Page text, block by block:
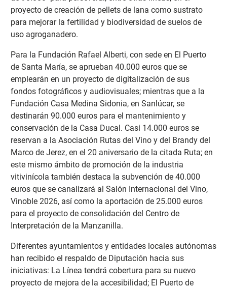
proyecto de creación de pellets de lana como sustrato
para mejorar la fertilidad y biodiversidad de suelos de
uso agroganadero.
Para la Fundación Rafael Alberti, con sede en El Puerto
de Santa María, se aprueban 40.000 euros que se
emplearán en un proyecto de digitalización de sus
fondos fotográficos y audiovisuales; mientras que a la
Fundación Casa Medina Sidonia, en Sanlúcar, se
destinarán 90.000 euros para el mantenimiento y
conservación de la Casa Ducal. Casi 14.000 euros se
reservan a la Asociación Rutas del Vino y del Brandy del
Marco de Jerez, en el 20 aniversario de la citada Ruta; en
este mismo ámbito de promoción de la industria
vitivinícola también destaca la subvención de 40.000
euros que se canalizará al Salón Internacional del Vino,
Vinoble 2026, así como la aportación de 25.000 euros
para el proyecto de consolidación del Centro de
Interpretación de la Manzanilla.
Diferentes ayuntamientos y entidades locales autónomas
han recibido el respaldo de Diputación hacia sus
iniciativas: La Línea tendrá cobertura para su nuevo
proyecto de mejora de la accesibilidad; El Puerto de